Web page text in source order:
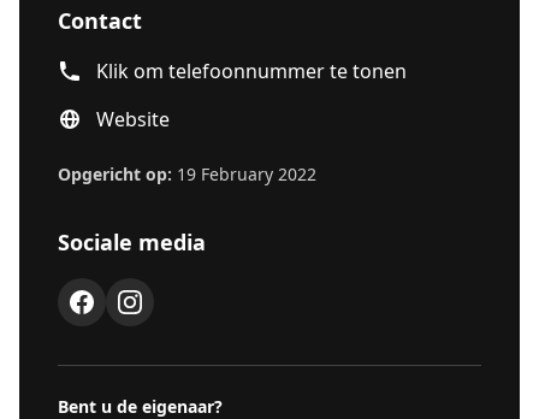
Contact
Klik om telefoonnummer te tonen
Website
Opgericht op: 19 February 2022
Sociale media
Bent u de eigenaar?